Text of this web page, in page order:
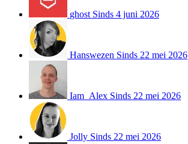
ghost Sinds 4 juni 2026
Hanswezen Sinds 22 mei 2026
Iam_Alex Sinds 22 mei 2026
Jolly Sinds 22 mei 2026